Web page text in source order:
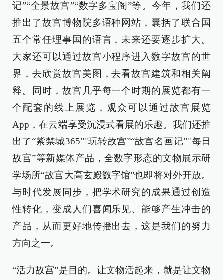
记”“全景故宫”“数字多宝阁”等。今年，我们还
推出了故宫博物院多语种网站，囊括了联合国
五个常任理事国的语言，未来还要逐步扩大。
大家还可以通过故宫小程序进入数字故宫的世
界，去欣赏故宫美图，去看故宫建筑和相关阐
释。同时，故宫几乎每一个时期的展览都有一
个配套的线上展览，观众可以通过故宫展览
App，在云端享受沉浸式看展的乐趣。我们还推
出了“紫禁城365”“玩转故宫”“故宫名画记”“每日
故宫”等新媒体产品，全数字形态的文物展示研
学场所“故宫大高玄殿数字馆”也即将对外开放。
与时代发展同步，把学术研究的成果通过创造
性转化，变成人们喜闻乐见、能够产生冲击的
产品，从而更好地传播出去，这是我们的努力
方向之一。
“活力故宫”是目的。让文物活起来，就是让文物